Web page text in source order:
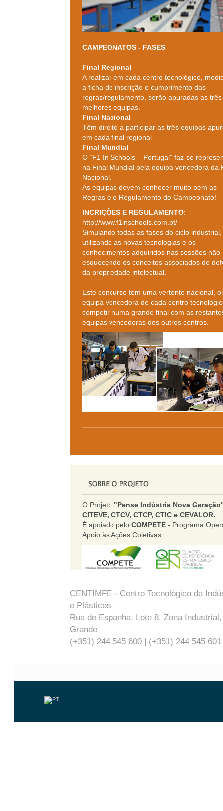
CAMPEONATOS - FASES
Final Regional
A realizar em cada centro tecnológico,
a ficha de inscrição e cumprimento das
regras/regulamento, serão apuradas as três
melhores equipas.
Final Nacional
Têm direito a participar as três equipas
em cada final regional
Final Mundial
O “F1 In Schools – Portugal” faz-se
na Final Mundial pela equipa vencedora da
Nacional.
As equipas devem conhecer muito bem as
Regras e o Regulamento do Campeonato!
INCRIÇÕES E REGULAMENTO:
http://www.f1inschools.com.pt/
Simulando todas as fases do ciclo industrial,
utilizando as novas tecnologias e os
conhecimentos adquiridos nas sessões não
esquecendo os conceitos associados de
da propriedade intelectual.
Este concurso tem uma vertente nacional,
equipa vencedora de cada centro
competir numa grande final com as
equipas vencedoras dos outros centros.
O Projeto "Pense Indústria Nova
CITEVE, CTCV, CTCP, CTIC e CEVALOR.
É apoiado pelo COMPETE - Programa
Apoio às Ações Coletivas.
CENTIMFE - Centro Tecnológico da
e Plásticos
Rua de Espanha, Lote 8, Zona
Grande
(+351) 244 545 600 | (+351) 244 545